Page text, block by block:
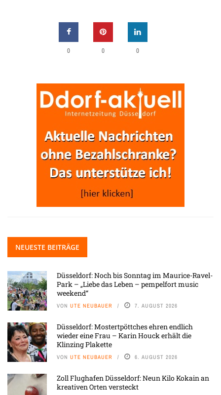
0 0 0
NEUESTE BEITRÄGE
Düsseldorf: Noch bis Sonntag im Maurice-Ravel-
Park – „Liebe das Leben – pempelfort music
weekend“
VON UTE NEUBAUER 7. AUGUST 2026
Düsseldorf: Mostertpöttches ehren endlich
wieder eine Frau – Karin Houck erhält die
Klinzing Plakette
VON UTE NEUBAUER 6. AUGUST 2026
Zoll Flughafen Düsseldorf: Neun Kilo Kokain an
kreativen Orten versteckt